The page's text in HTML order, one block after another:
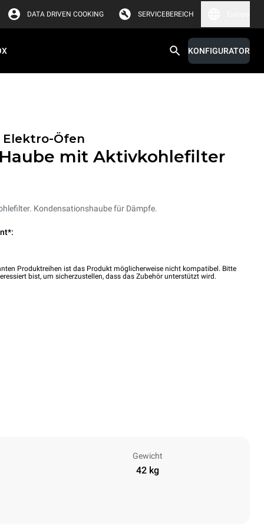
DATA DRIVEN COOKING SERVICEBEREICH
KONFIGURATOR
Öfen
mit Aktivkohlefilter
Kondensationshaube für Dämpfe.
Produktreihen ist das Produkt möglicherweise nicht kompatibel. Bitte
bist, um sicherzustellen, dass das Zubehör unterstützt wird.
Gewicht
42 kg